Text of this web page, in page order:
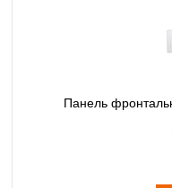
Панель